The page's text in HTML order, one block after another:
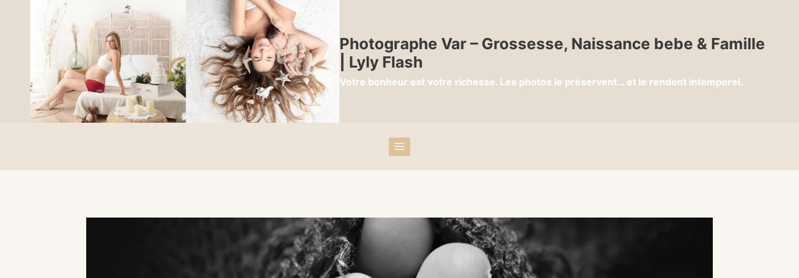
Photographe Var – Grossesse, Naissance bebe & Famille
| Lyly Flash
Votre bonheur est votre richesse. Les photos le préservent… et le rendent intemporel.